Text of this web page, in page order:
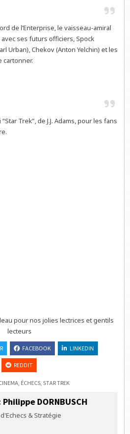
de l’Enterprise, le vaisseau-amiral
ses futurs officiers, Spock
Urban), Chekov (Anton Yelchin) et les
cartonner.
Trek”, de J.J. Adams, pour les fans
pour nos jolies lectrices et gentils
lecteurs
FACEBOOK LINKEDIN
REDDIT
ÉCHECS STAR TREK
Philippe DORNBUSCH
& Stratégie